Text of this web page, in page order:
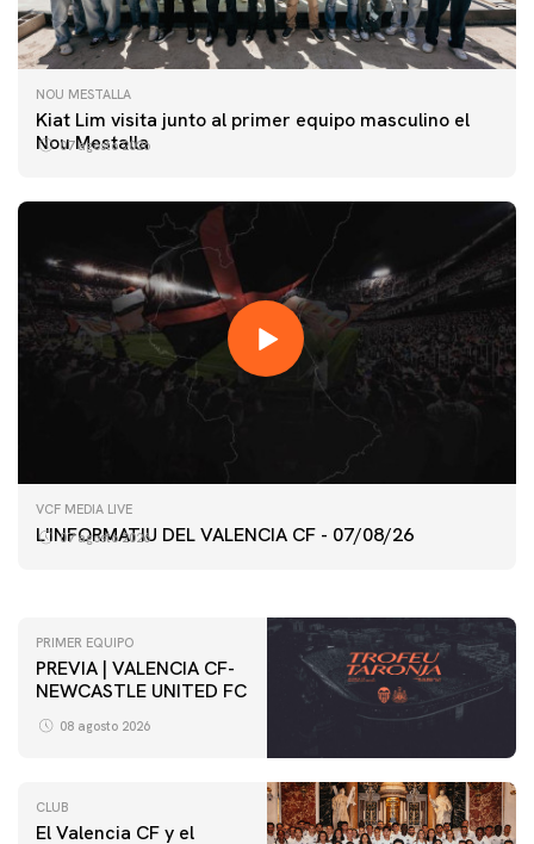
NOU MESTALLA
Kiat Lim visita junto al primer equipo masculino el
Nou Mestalla
07 agosto 2026
VCF MEDIA LIVE
L'INFORMATIU DEL VALENCIA CF - 07/08/26
07 agosto 2026
PRIMER EQUIPO
ENTRENAMIENTO DEL VALENCIA CF 7/8/2026
PRIMER EQUIPO
PREVIA | VALENCIA CF-
NEWCASTLE UNITED FC
08 agosto 2026
CLUB
El Valencia CF y el